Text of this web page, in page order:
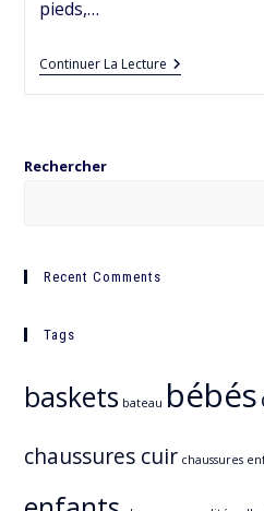
pieds,…
Continuer La LectureChaussures
Imprimé
Rechercher
Recent Comments
Tags
baskets bateau bébés
chaussures cuir chaussures